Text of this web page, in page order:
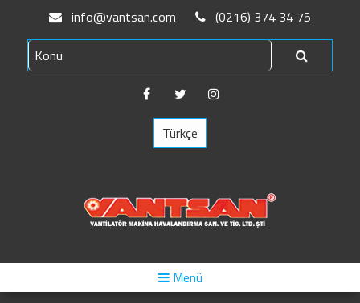
info@vantsan.com (0216) 374 34 75
Türkçe
Menü